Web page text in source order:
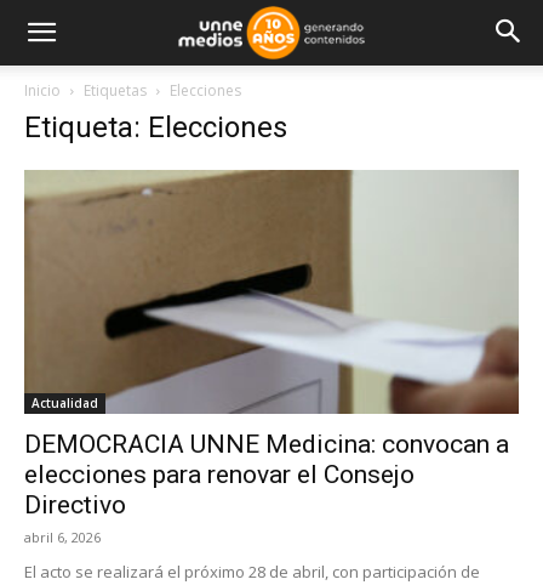
Inicio Etiquetas Elecciones
Etiqueta: Elecciones
Actualidad
DEMOCRACIA UNNE Medicina: convocan a
elecciones para renovar el Consejo
Directivo
abril 6, 2026
El acto se realizará el próximo 28 de abril, con participación de